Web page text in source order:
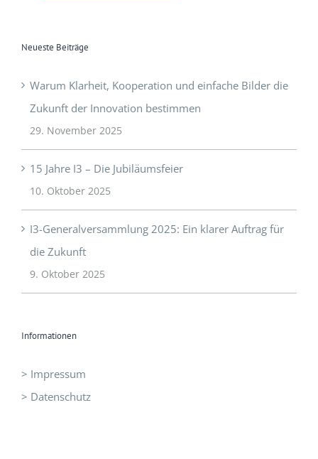
Neueste Beiträge
Warum Klarheit, Kooperation und einfache Bilder die
Zukunft der Innovation bestimmen
29. November 2025
15 Jahre I3 – Die Jubiläumsfeier
10. Oktober 2025
I3-Generalversammlung 2025: Ein klarer Auftrag für
die Zukunft
9. Oktober 2025
Informationen
> Impressum
> Datenschutz